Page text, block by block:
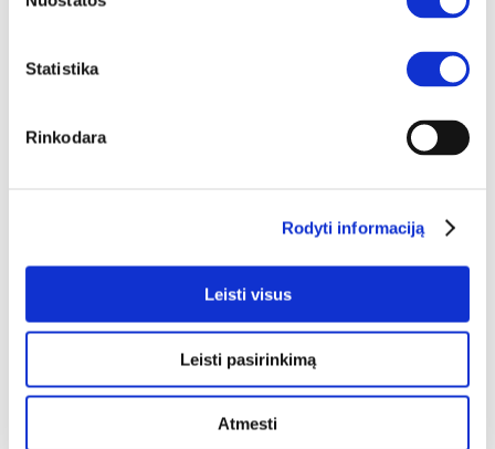
Statistika
Rinkodara
Rodyti informaciją
Leisti visus
Leisti pasirinkimą
Atmesti
esančių prekių kainų